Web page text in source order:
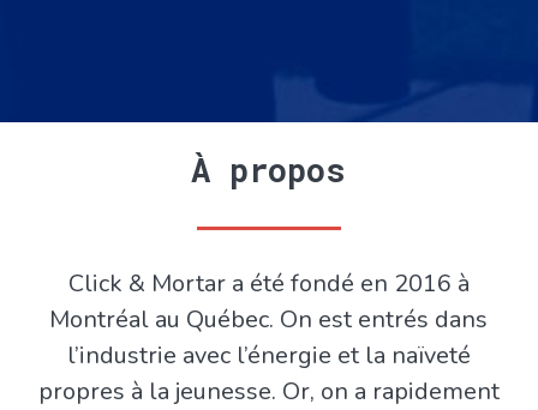
À propos
Click & Mortar a été fondé en 2016 à
Montréal au Québec. On est entrés dans
l’industrie avec l’énergie et la naïveté
propres à la jeunesse. Or, on a rapidement